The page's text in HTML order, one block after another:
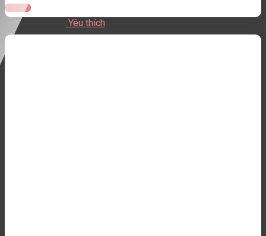
Đọc tiếp
Yêu thích